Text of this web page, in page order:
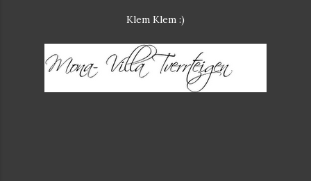
Klem Klem :)